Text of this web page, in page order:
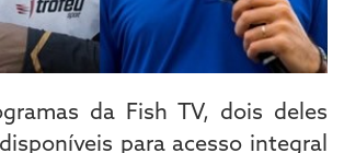
da Fish TV, dois deles
para acesso integral